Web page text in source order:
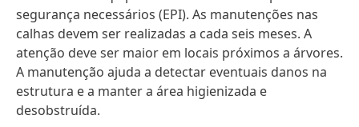
segurança necessários (EPI). As manutenções nas
calhas devem ser realizadas a cada seis meses. A
atenção deve ser maior em locais próximos a árvores.
A manutenção ajuda a detectar eventuais danos na
estrutura e a manter a área higienizada e
desobstruída.